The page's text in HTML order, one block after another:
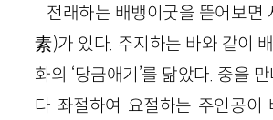
전래하는 배뱅이굿을 뜯어보면
素)가 있다. 주지하는 바와 같이
화의 ‘당금애기’를 닮았다. 중을
다 좌절하여 요절하는 주인공이